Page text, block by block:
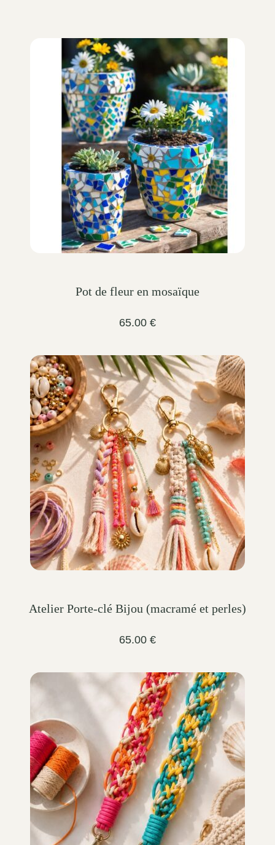
Pot de fleur en mosaïque
65.00 €
Atelier Porte-clé Bijou (macramé et perles)
65.00 €